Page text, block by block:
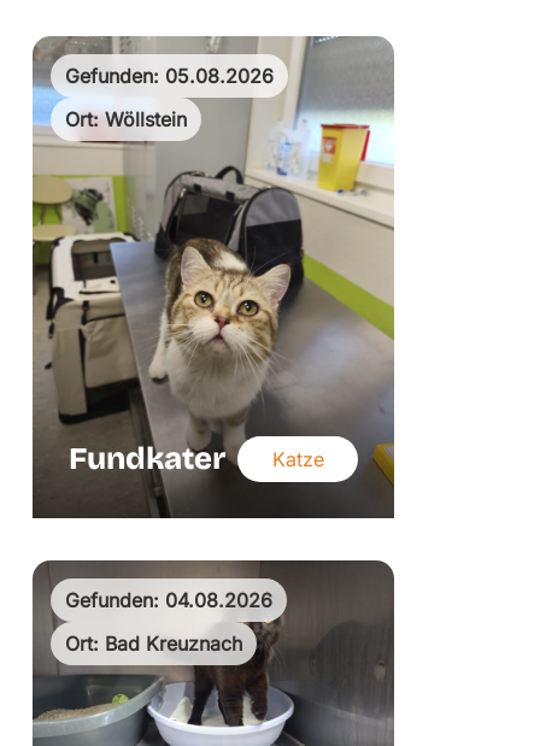
Gefunden: 05.08.2026
Ort: Wöllstein
Fundkater Katze
Gefunden: 04.08.2026
Ort: Bad Kreuznach